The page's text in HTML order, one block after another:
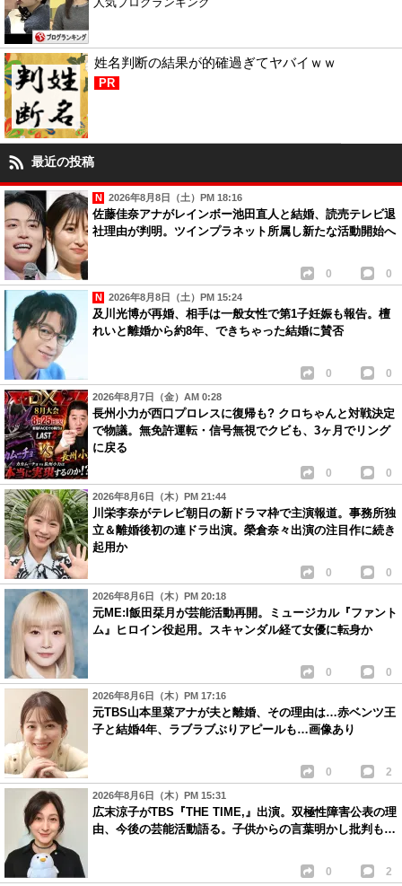
姓名判断の結果が的確過ぎてヤバイｗｗ
PR
最近の投稿
2026年8月8日（土）PM 18:16
佐藤佳奈アナがレインボー池田直人と結婚、読売テレビ退
社理由が判明。ツインプラネット所属し新たな活動開始へ
0 0
2026年8月8日（土）PM 15:24
及川光博が再婚、相手は一般女性で第1子妊娠も報告。檀
れいと離婚から約8年、できちゃった結婚に賛否
0 0
2026年8月7日（金）AM 0:28
長州小力が西口プロレスに復帰も? クロちゃんと対戦決定
で物議。無免許運転・信号無視でクビも、3ヶ月でリング
に戻る
0 0
2026年8月6日（木）PM 21:44
川栄李奈がテレビ朝日の新ドラマ枠で主演報道。事務所独
立＆離婚後初の連ドラ出演。榮倉奈々出演の注目作に続き
起用か
0 0
2026年8月6日（木）PM 20:18
元ME:I飯田栞月が芸能活動再開。ミュージカル『ファント
ム』ヒロイン役起用。スキャンダル経て女優に転身か
0 0
2026年8月6日（木）PM 17:16
元TBS山本里菜アナが夫と離婚、その理由は…赤ベンツ王
子と結婚4年、ラブラブぶりアピールも…画像あり
0 2
2026年8月6日（木）PM 15:31
広末涼子がTBS『THE TIME,』出演。双極性障害公表の理
由、今後の芸能活動語る。子供からの言葉明かし批判も…
0 2